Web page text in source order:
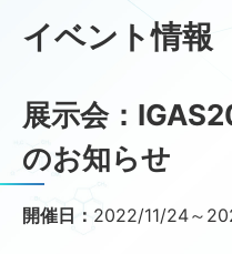
お
イベント情報
展示会：
のお知らせ
開催日： 2022/11/24